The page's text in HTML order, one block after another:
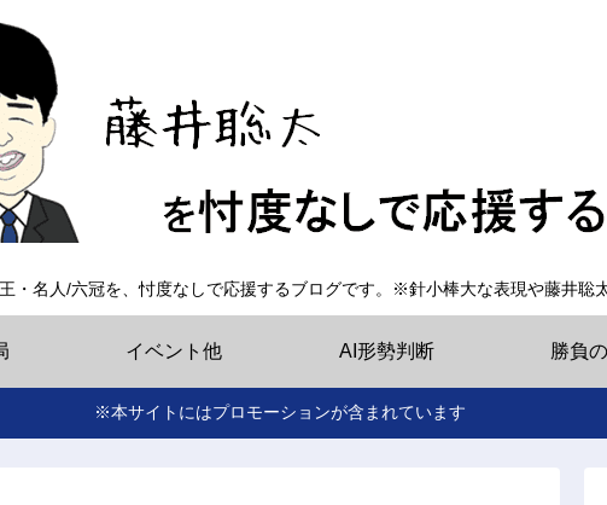
・名人/六冠を、忖度なしで応援するブログです。※針小棒大な表現や藤井聡
イベント他 AI形勢判断 勝負
※本サイトにはプロモーションが含まれています